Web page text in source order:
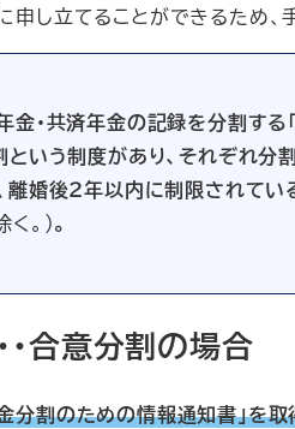
申し立てることができるため、
・共済年金の記録を分割する
いう制度があり、それぞれ分
離婚後２年以内に制限されてい
。）。
・合意分割の場合
分割のための情報通知書」を